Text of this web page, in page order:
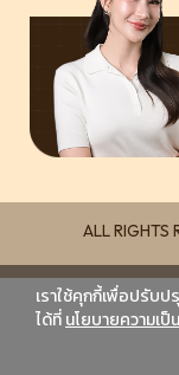
ALL RIGHTS
เราใช้คุกกี้เพื่อปรับ
ได้ที่นโยบายความเ